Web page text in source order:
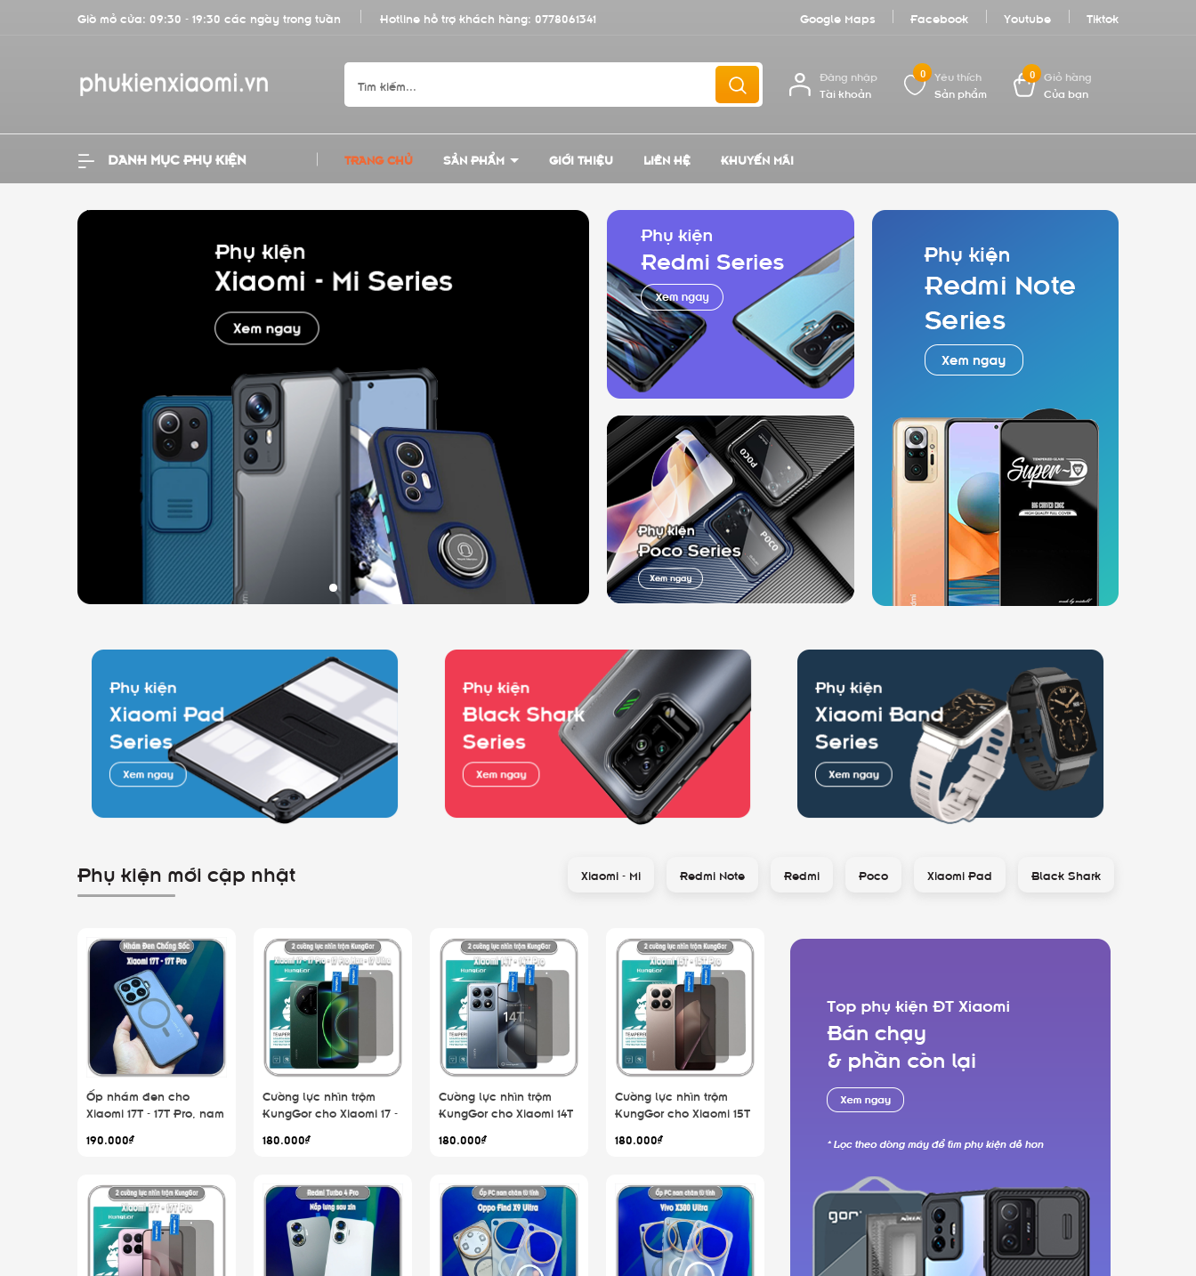
Giờ mở cửa: 09:30 - 19:30 các ngày trong tuần Hotline hỗ trợ khách hàng: 0778061341 Google Maps Facebook Youtube Tiktok
Đăng nhập
Tài khoản
0
Yêu thích
Sản phẩm
0
Giỏ hàng
Của bạn
DANH MỤC PHỤ KIỆN TRANG CHỦ SẢN PHẨM GIỚI THIỆU LIÊN HỆ KHUYẾN MÃI
Phụ kiện mới cập nhật Xiaomi - Mi Redmi Note Redmi Poco Xiaomi Pad Black Shark
Ốp nhám đen cho
Xiaomi 17T - 17T Pro, nam
190.000₫
Cường lực nhìn trộm
KungGor cho Xiaomi 17 -
Ultra, không viền đen bộ
180.000₫
Cường lực nhìn trộm
KungGor cho Xiaomi 14T
bộ 2 miếng
180.000₫
Cường lực nhìn trộm
KungGor cho Xiaomi 15T
bộ 2 miếng
180.000₫